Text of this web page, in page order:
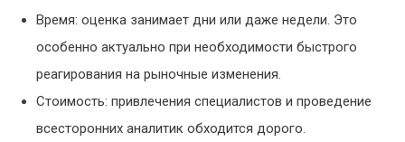
Время: оценка занимает дни или даже недели. Это
особенно актуально при необходимости быстрого
реагирования на рыночные изменения.
Стоимость: привлечения специалистов и проведение
всесторонних аналитик обходится дорого.